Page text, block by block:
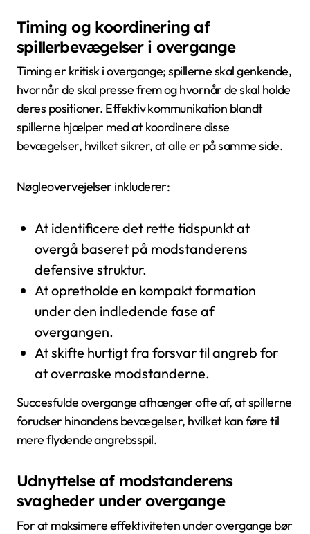
Timing og koordinering af
spillerbevægelser i overgange
Timing er kritisk i overgange; spillerne skal genkende,
hvornår de skal presse frem og hvornår de skal holde
deres positioner. Effektiv kommunikation blandt
spillerne hjælper med at koordinere disse
bevægelser, hvilket sikrer, at alle er på samme side.
Nøgleovervejelser inkluderer:
At identificere det rette tidspunkt at
overgå baseret på modstanderens
defensive struktur.
At opretholde en kompakt formation
under den indledende fase af
overgangen.
At skifte hurtigt fra forsvar til angreb for
at overraske modstanderne.
Succesfulde overgange afhænger ofte af, at spillerne
forudser hinandens bevægelser, hvilket kan føre til
mere flydende angrebsspil.
Udnyttelse af modstanderens
svagheder under overgange
For at maksimere effektiviteten under overgange bør